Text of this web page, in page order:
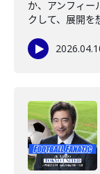
か、アンフィー
クして、展開を